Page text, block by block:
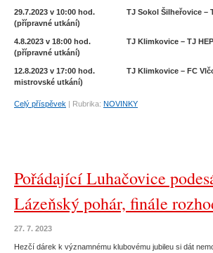
29.7.2023 v 10:00 hod. TJ Sokol Šilheřovice –
(přípravné utkání)
4.8.2023 v 18:00 hod. TJ Klimkovice – TJ
(přípravné utkání)
12.8.2023 v 17:00 hod. TJ Klimkovice – FC
mistrovské utkání)
Celý příspěvek Rubrika: NOVINKY
Pořádající Luhačovice
Lázeňský pohár, finále
27. 7. 2023
Hezčí dárek k významnému klubovému jubileu si dát